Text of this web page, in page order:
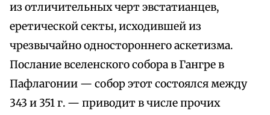
из отличительных черт эвстатианцев,
еретической секты, исходившей из
чрезвычайно одностороннего аскетизма.
Послание вселенского собора в Гангре в
Пафлагонии — собор этот состоялся между
343 и 351 г. — приводит в числе прочих